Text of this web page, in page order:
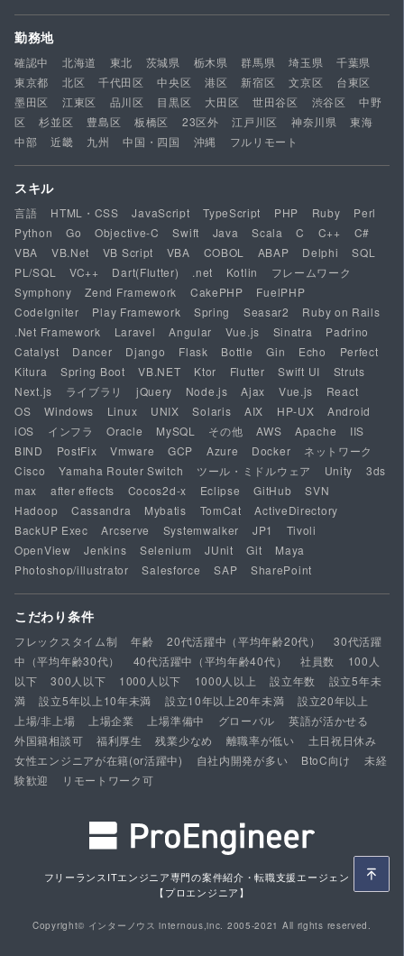
勤務地
確認中 北海道 東北 茨城県 栃木県 群馬県 埼玉県
千葉県
東京都
北区 千代田区 中央区 港区 新宿区 文京区
台東区
墨田区
江東区 品川区 目黒区 大田区 世田谷区 渋谷区
中野
区
杉並区 豊島区 板橋区 23区外 江戸川区 神奈川県
東海
中部
近畿 九州 中国・四国 沖縄 フルリモート
スキル
言語 HTML・CSS JavaScript TypeScript PHP Ruby
Perl
Python
Go Objective-C Swift Java Scala C C++
C#
VBA
VB.Net VB Script VBA COBOL ABAP Delphi
SQL
PL/SQL
VC++ Dart(Flutter) .net Kotlin
フレームワーク
Symphony
Zend Framework CakePHP
FuelPHP
CodeIgniter
Play Framework Spring Seasar2
Ruby on Rails
.Net Framework
Laravel Angular Vue.js Sinatra
Padrino
Catalyst
Dancer Django Flask Bottle Gin Echo
Perfect
Kitura
Spring Boot VB.NET Ktor Flutter Swift UI
Struts
Next.js
ライブラリ jQuery Node.js Ajax Vue.js
React
OS
Windows Linux UNIX Solaris AIX HP-UX
Android
iOS
インフラ Oracle MySQL その他 AWS Apache
IIS
BIND
PostFix Vmware GCP Azure Docker
ネットワーク
Cisco
Yamaha Router Switch ツール・ミドルウェア Unity
3ds
max
after effects Cocos2d-x Eclipse GitHub
SVN
Hadoop
Cassandra Mybatis TomCat
ActiveDirectory
BackUP Exec
Arcserve Systemwalker JP1
Tivoli
OpenView
Jenkins Selenium JUnit Git
Maya
Photoshop/illustrator
Salesforce SAP SharePoint
こだわり条件
フレックスタイム制 年齢 20代活躍中（平均年齢20代）
30代活躍
中（平均年齢30代）
40代活躍中（平均年齢40代） 社員数
100人
以下
300人以下 1000人以下 1000人以上 設立年数
設立5年未
満
設立5年以上10年未満 設立10年以上20年未満
設立20年以上
上場/非上場
上場企業 上場準備中 グローバル
英語が活かせる
外国籍相談可
福利厚生 残業少なめ 離職率が低い
土日祝日休み
女性エンジニアが在籍(or活躍中)
自社内開発が多い BtoC向け
未経
験歓迎
リモートワーク可
フリーランスITエンジニア専門の案件紹介・転職支援エージェント
【プロエンジニア】
Copyright© インターノウス internous,inc. 2005-2021 All rights reserved.